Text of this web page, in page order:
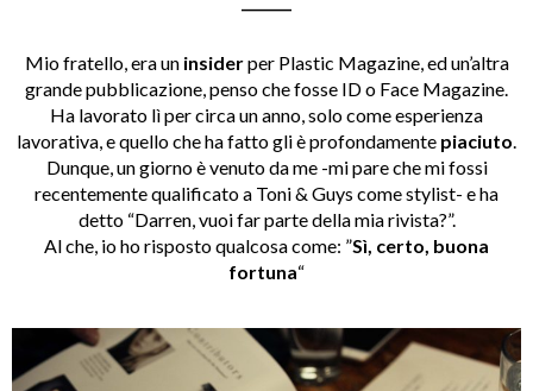
Mio fratello, era un insiderper Plastic Magazine, ed un’altra
grande pubblicazione, penso che fosse ID o Face Magazine.
Ha lavorato lì per circa un anno, solo come esperienza
lavorativa, e quello che ha fatto gli è profondamente piaciuto.
Dunque, un giorno è venuto da me -mi pare che mi fossi
recentemente qualificato a Toni & Guys come stylist- e ha
detto “Darren, vuoi far parte della mia rivista?”.
Al che, io ho risposto qualcosa come: ”Sì, certo, buona
fortuna“